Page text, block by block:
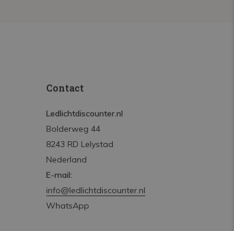
Contact
Ledlichtdiscounter.nl
Bolderweg 44
8243 RD Lelystad
Nederland
E-mail:
info@ledlichtdiscounter.nl
WhatsApp